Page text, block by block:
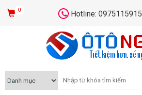
0 Hotline: 0975115915